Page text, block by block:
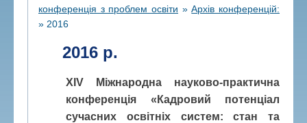
конференція з проблем освіти »Архів конференцій:
» 2016
2016 р.
XIV Міжнародна науково-практична
конференція «Кадровий потенціал
сучасних освітніх систем: стан та